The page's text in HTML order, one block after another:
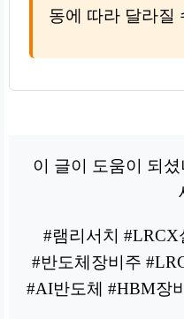
동에 따라 달라질
이 글이 도움이 되
#램리서치 #LRCX
#반도체장비주
#AI반도체 #HBM장